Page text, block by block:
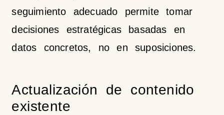
seguimiento adecuado permite tomar
decisiones estratégicas basadas en
datos concretos, no en suposiciones.
Actualización de contenido
existente